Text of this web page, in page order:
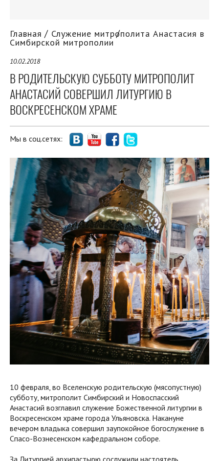
Главная Служение митрополита Анастасия в
Симбирской митрополии
10.02.2018
В РОДИТЕЛЬСКУЮ СУББОТУ МИТРОПОЛИТ
АНАСТАСИЙ СОВЕРШИЛ ЛИТУРГИЮ В
ВОСКРЕСЕНСКОМ ХРАМЕ
Мы в соц.сетях:
10 февраля, во Вселенскую родительскую (мясопустную)
субботу, митрополит Симбирский и Новоспасский
Анастасий возглавил служение Божественной литургии в
Воскресенском храме города Ульяновска. Накануне
вечером владыка совершил заупокойное богослужение в
Спасо-Вознесенском кафедральном соборе.